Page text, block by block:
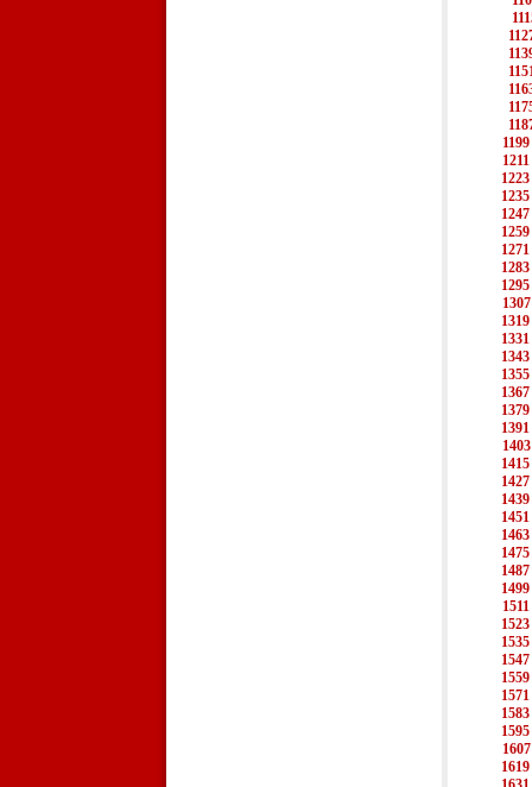
1199
1211
1223
1235
1247
1259
1271
1283
1295
1307
1319
1331
1343
1355
1367
1379
1391
1403
1415
1427
1439
1451
1463
1475
1487
1499
1511
1523
1535
1547
1559
1571
1583
1595
1607
1619